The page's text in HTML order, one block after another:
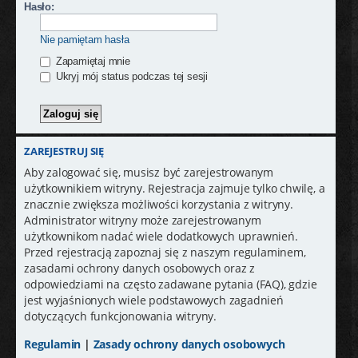
Hasło:
Nie pamiętam hasła
Zapamiętaj mnie
Ukryj mój status podczas tej sesji
ZAREJESTRUJ SIĘ
Aby zalogować się, musisz być zarejestrowanym
użytkownikiem witryny. Rejestracja zajmuje tylko chwilę, a
znacznie zwiększa możliwości korzystania z witryny.
Administrator witryny może zarejestrowanym
użytkownikom nadać wiele dodatkowych uprawnień.
Przed rejestracją zapoznaj się z naszym regulaminem,
zasadami ochrony danych osobowych oraz z
odpowiedziami na często zadawane pytania (FAQ), gdzie
jest wyjaśnionych wiele podstawowych zagadnień
dotyczących funkcjonowania witryny.
Regulamin | Zasady ochrony danych osobowych